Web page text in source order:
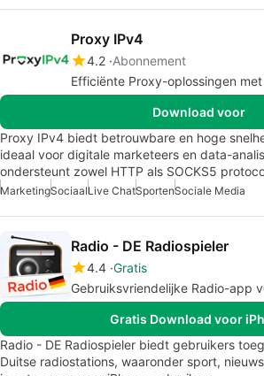
Proxy IPv4
4.2 Abonnement
Efficiënte Proxy-oplossingen
Download voor
Proxy IPv4 biedt betrouwbare en hoge
ideaal voor digitale marketeers en data-
ondersteunt zowel HTTP als SOCKS5
MarketingSociaalLive ChatSportenSociale Media
Radio - DE Radiospieler
4.4 Gratis
Gebruiksvriendelijke Radio-app
Gratis Download voor
Radio - DE Radiospieler biedt gebruikers
Duitse radiostations, waaronder sport,